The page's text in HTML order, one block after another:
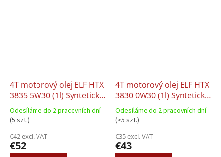
4T motorový olej ELF HTX
3835 5W30 (1l) Syntetický
výkonný olej pro střední
a krátký kilometrový
Odesíláme do 2 pracovních dní
(5 szt.)
€42 excl. VAT
€52
4T motorový olej ELF HTX
3830 0W30 (1l) Syntetický
výkonný olej s krátkou
životností
Odesíláme do 2 pracovních dní
(>5 szt.)
€35 excl. VAT
€43